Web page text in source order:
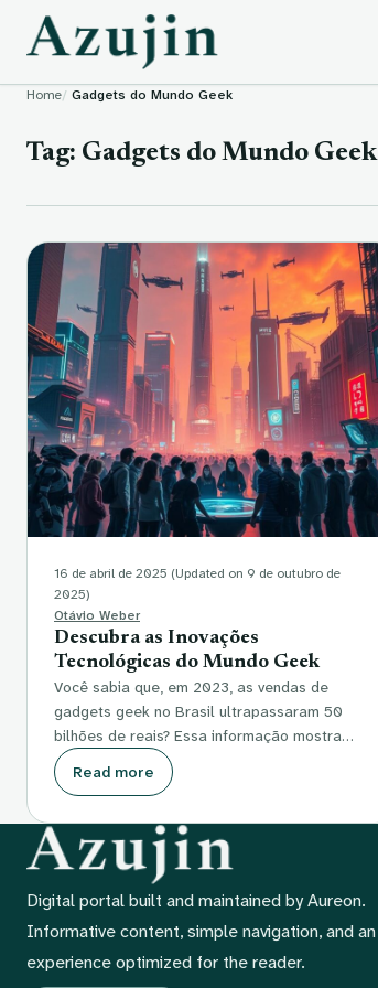
Skip to content
Home Gadgets do Mundo Geek
Tag: Gadgets do Mundo Geek
16 de abril de 2025 (Updated on 9 de outubro de
2025)
Otávio Weber
Descubra as Inovações
Tecnológicas do Mundo Geek
Você sabia que, em 2023, as vendas de
gadgets geek no Brasil ultrapassaram 50
bilhões de reais? Essa informação mostra…
Read more
Digital portal built and maintained by Aureon.
Informative content, simple navigation, and an
experience optimized for the reader.